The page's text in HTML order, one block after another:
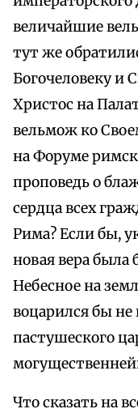
величайшие
тут же
Богочеловеку и
Христос на
вельмож ко
на Форуме
проповедь о
сердца всех
Рима? Если бы,
новая вера была
Небесное на
воцарился бы не
пастушеского
Что сказать на